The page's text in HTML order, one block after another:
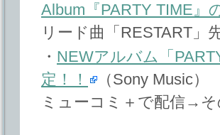
Album『PARTY TIME
リード曲「RESTART」
・ NEWアルバム「
定！！
（Sony Music）
ミューコミ＋で配信→